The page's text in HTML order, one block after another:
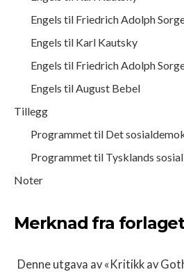
Engels til Friedrich Adolph
Engels til Karl Kautsky
Engels til Friedrich Adolph
Engels til August Bebel
Tillegg
Programmet til Det
Programmet til Tysklands
Noter
Merknad fra forlaget
Denne utgava av «Kritikk av